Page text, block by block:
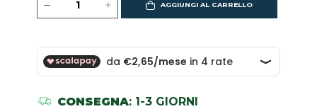
AGGIUNGI AL CARRELLO
CONSEGNA: 1-3 GIORNI